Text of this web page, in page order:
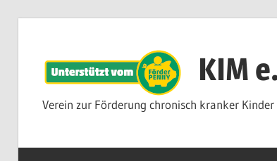
springen
KIM
Verein zur Förderung chronisch kranker